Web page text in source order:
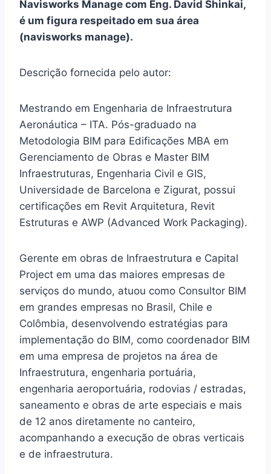
Navisworks Manage com Eng. David Shinkai,
é um figura respeitado em sua área
(navisworks manage).
Descrição fornecida pelo autor:
Mestrando em Engenharia de Infraestrutura
Aeronáutica – ITA. Pós-graduado na
Metodologia BIM para Edificações MBA em
Gerenciamento de Obras e Master BIM
Infraestruturas, Engenharia Civil e GIS,
Universidade de Barcelona e Zigurat, possui
certificações em Revit Arquitetura, Revit
Estruturas e AWP (Advanced Work Packaging).
Gerente em obras de Infraestrutura e Capital
Project em uma das maiores empresas de
serviços do mundo, atuou como Consultor BIM
em grandes empresas no Brasil, Chile e
Colômbia, desenvolvendo estratégias para
implementação do BIM, como coordenador BIM
em uma empresa de projetos na área de
Infraestrutura, engenharia portuária,
engenharia aeroportuária, rodovias / estradas,
saneamento e obras de arte especiais e mais
de 12 anos diretamente no canteiro,
acompanhando a execução de obras verticais
e de infraestrutura.